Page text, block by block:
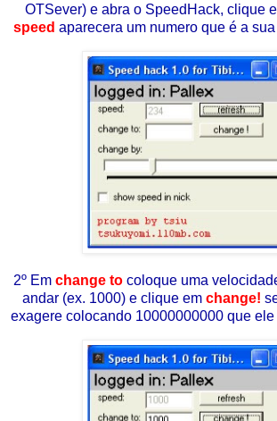
OTSever) e abra o SpeedHack, clique
speed aparecera um numero que é a
2º Em change tocoloque uma
andar (ex. 1000) e clique em change!
exagere colocando 10000000000 que